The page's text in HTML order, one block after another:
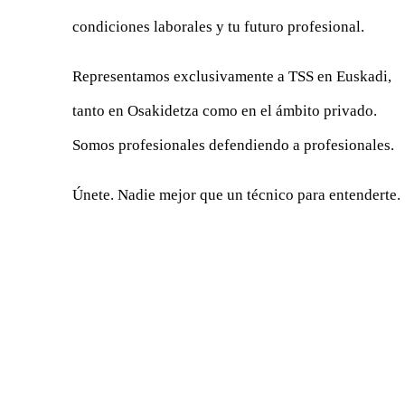
condiciones laborales y tu futuro profesional.
Representamos exclusivamente a TSS en Euskadi,
tanto en Osakidetza como en el ámbito privado.
Somos profesionales defendiendo a profesionales.
Únete. Nadie mejor que un técnico para entenderte.